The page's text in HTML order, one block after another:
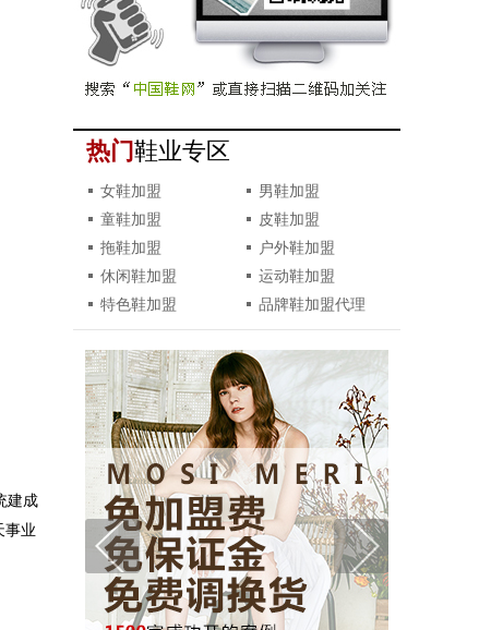
建成
事业
热门鞋业专区
女鞋加盟
男鞋加盟
童鞋加盟
皮鞋加盟
拖鞋加盟
户外鞋加盟
休闲鞋加盟
运动鞋加盟
特色鞋加盟
品牌鞋加盟代理